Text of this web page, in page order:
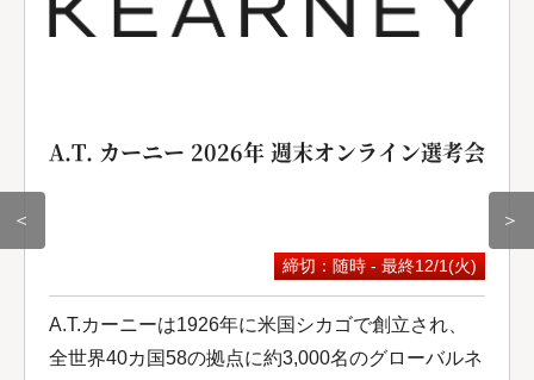
＜
A.T. カーニー 2026年 週末オンライン選考会
締切：随時 - 最終12/1(火)
A.T.カーニーは1926年に米国シカゴで創立され、
全世界40カ国58の拠点に約3,000名のグローバルネ
＞